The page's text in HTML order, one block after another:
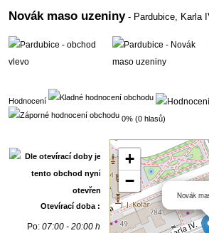
Novák maso uzeniny- Pardubice, Karla
Hodnocení
0% (0 hlasů)
Otevírací doba :
Po:07:00 - 20:00 h
Novák
+
−